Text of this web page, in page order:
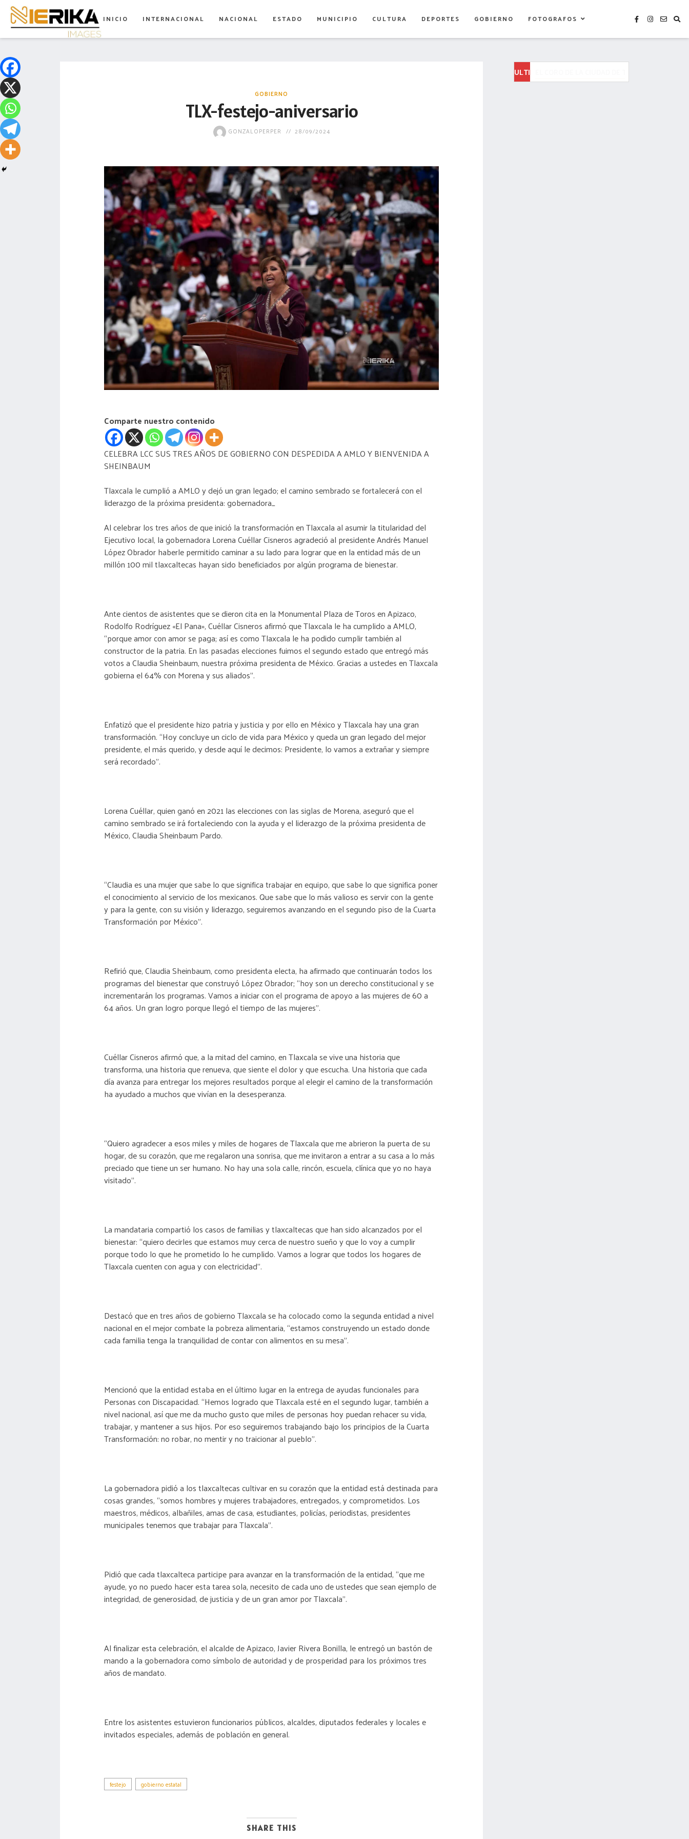
INICIO INTERNACIONAL NACIONAL ESTADO MUNICIPIO CULTURA DEPORTES GOBIERNO FOTOGRAFOS
GOBIERNO
TLX-festejo-aniversario
GONZALOPERPER 28/09/2024
Comparte nuestro contenido
CELEBRA LCC SUS TRES AÑOS DE GOBIERNO CON DESPEDIDA A AMLO Y BIENVENIDA A
SHEINBAUM
Tlaxcala le cumplió a AMLO y dejó un gran legado; el camino sembrado se fortalecerá con el
liderazgo de la próxima presidenta: gobernadora_
Al celebrar los tres años de que inició la transformación en Tlaxcala al asumir la titularidad del
Ejecutivo local, la gobernadora Lorena Cuéllar Cisneros agradeció al presidente Andrés Manuel
López Obrador haberle permitido caminar a su lado para lograr que en la entidad más de un
millón 100 mil tlaxcaltecas hayan sido beneficiados por algún programa de bienestar.
Ante cientos de asistentes que se dieron cita en la Monumental Plaza de Toros en Apizaco,
Rodolfo Rodríguez «El Pana», Cuéllar Cisneros afirmó que Tlaxcala le ha cumplido a AMLO,
“porque amor con amor se paga; así es como Tlaxcala le ha podido cumplir también al
constructor de la patria. En las pasadas elecciones fuimos el segundo estado que entregó más
votos a Claudia Sheinbaum, nuestra próxima presidenta de México. Gracias a ustedes en Tlaxcala
gobierna el 64% con Morena y sus aliados”.
Enfatizó que el presidente hizo patria y justicia y por ello en México y Tlaxcala hay una gran
transformación. “Hoy concluye un ciclo de vida para México y queda un gran legado del mejor
presidente, el más querido, y desde aquí le decimos: Presidente, lo vamos a extrañar y siempre
será recordado”.
Lorena Cuéllar, quien ganó en 2021 las elecciones con las siglas de Morena, aseguró que el
camino sembrado se irá fortaleciendo con la ayuda y el liderazgo de la próxima presidenta de
México, Claudia Sheinbaum Pardo.
“Claudia es una mujer que sabe lo que significa trabajar en equipo, que sabe lo que significa poner
el conocimiento al servicio de los mexicanos. Que sabe que lo más valioso es servir con la gente
y para la gente, con su visión y liderazgo, seguiremos avanzando en el segundo piso de la Cuarta
Transformación por México”.
Refirió que, Claudia Sheinbaum, como presidenta electa, ha afirmado que continuarán todos los
programas del bienestar que construyó López Obrador; “hoy son un derecho constitucional y se
incrementarán los programas. Vamos a iniciar con el programa de apoyo a las mujeres de 60 a
64 años. Un gran logro porque llegó el tiempo de las mujeres”.
Cuéllar Cisneros afirmó que, a la mitad del camino, en Tlaxcala se vive una historia que
transforma, una historia que renueva, que siente el dolor y que escucha. Una historia que cada
día avanza para entregar los mejores resultados porque al elegir el camino de la transformación
ha ayudado a muchos que vivían en la desesperanza.
“Quiero agradecer a esos miles y miles de hogares de Tlaxcala que me abrieron la puerta de su
hogar, de su corazón, que me regalaron una sonrisa, que me invitaron a entrar a su casa a lo más
preciado que tiene un ser humano. No hay una sola calle, rincón, escuela, clínica que yo no haya
visitado”.
La mandataria compartió los casos de familias y tlaxcaltecas que han sido alcanzados por el
bienestar: “quiero decirles que estamos muy cerca de nuestro sueño y que lo voy a cumplir
porque todo lo que he prometido lo he cumplido. Vamos a lograr que todos los hogares de
Tlaxcala cuenten con agua y con electricidad”.
Destacó que en tres años de gobierno Tlaxcala se ha colocado como la segunda entidad a nivel
nacional en el mejor combate la pobreza alimentaria, “estamos construyendo un estado donde
cada familia tenga la tranquilidad de contar con alimentos en su mesa”.
Mencionó que la entidad estaba en el último lugar en la entrega de ayudas funcionales para
Personas con Discapacidad. “Hemos logrado que Tlaxcala esté en el segundo lugar, también a
nivel nacional, así que me da mucho gusto que miles de personas hoy puedan rehacer su vida,
trabajar, y mantener a sus hijos. Por eso seguiremos trabajando bajo los principios de la Cuarta
Transformación: no robar, no mentir y no traicionar al pueblo”.
La gobernadora pidió a los tlaxcaltecas cultivar en su corazón que la entidad está destinada para
cosas grandes, “somos hombres y mujeres trabajadores, entregados, y comprometidos. Los
maestros, médicos, albañiles, amas de casa, estudiantes, policías, periodistas, presidentes
municipales tenemos que trabajar para Tlaxcala”.
Pidió que cada tlaxcalteca participe para avanzar en la transformación de la entidad, “que me
ayude, yo no puedo hacer esta tarea sola, necesito de cada uno de ustedes que sean ejemplo de
integridad, de generosidad, de justicia y de un gran amor por Tlaxcala”.
Al finalizar esta celebración, el alcalde de Apizaco, Javier Rivera Bonilla, le entregó un bastón de
mando a la gobernadora como símbolo de autoridad y de prosperidad para los próximos tres
años de mandato.
Entre los asistentes estuvieron funcionarios públicos, alcaldes, diputados federales y locales e
invitados especiales, además de población en general.
festejo gobierno estatal
SHARE THIS
ULTIMAS
aamtlax
abanderamiento
abasto
abejas
abogadas
abuelos
acceso
accidente